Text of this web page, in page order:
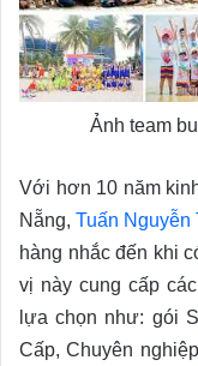
Ảnh team
Với hơn 10 năm
Nẵng,Tuấn Nguyễn
hàng nhắc đến khi
vị này cung cấp
lựa chọn như: gói
Cấp, Chuyên